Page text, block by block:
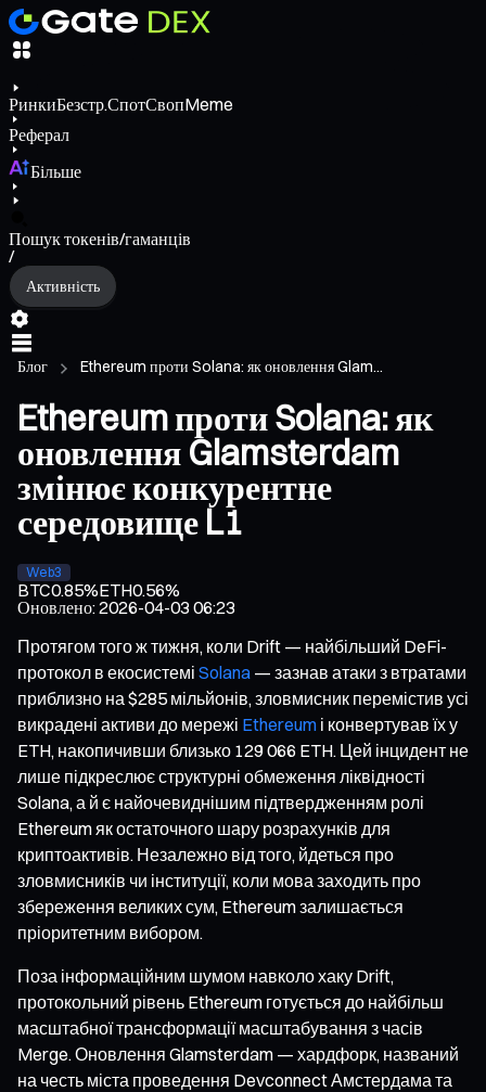
РинкиБезстр.СпотСвопMeme
Реферал
Більше
Пошук токенів/гаманців
/
Активність
Блог Ethereum проти Solana: як оновлення Glam...
Ethereum проти Solana: як
оновлення Glamsterdam
змінює конкурентне
середовище L1
Web3
BTC0.85%ETH0.56%
Оновлено:2026-04-03 06:23
Протягом того ж тижня, коли Drift — найбільший DeFi-
протокол в екосистемі Solana — зазнав атаки з втратами
приблизно на $285 мільйонів, зловмисник перемістив усі
викрадені активи до мережі Ethereum і конвертував їх у
ETH, накопичивши близько 129 066 ETH. Цей інцидент не
лише підкреслює структурні обмеження ліквідності
Solana, а й є найочевиднішим підтвердженням ролі
Ethereum як остаточного шару розрахунків для
криптоактивів. Незалежно від того, йдеться про
зловмисників чи інституції, коли мова заходить про
збереження великих сум, Ethereum залишається
пріоритетним вибором.
Поза інформаційним шумом навколо хаку Drift,
протокольний рівень Ethereum готується до найбільш
масштабної трансформації масштабування з часів
Merge. Оновлення Glamsterdam — хардфорк, названий
на честь міста проведення Devconnect Амстердама та